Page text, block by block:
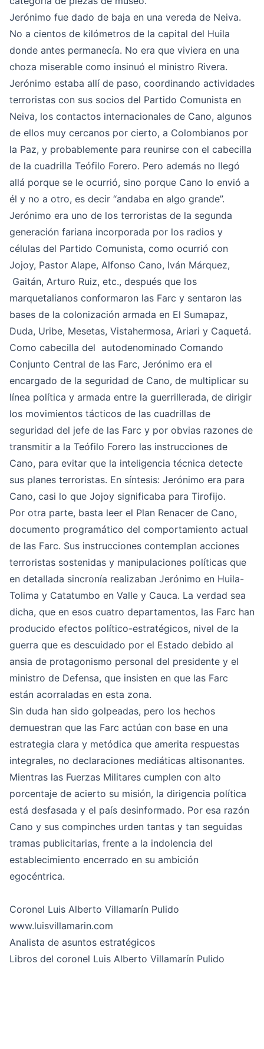
Jerónimo fue dado de baja en una vereda de Neiva.
No a cientos de kilómetros de la capital del Huila
donde antes permanecía. No era que viviera en una
choza miserable como insinuó el ministro Rivera.
Jerónimo estaba allí de paso, coordinando actividades
terroristas con sus socios del Partido Comunista en
Neiva, los contactos internacionales de Cano, algunos
de ellos muy cercanos por cierto, a Colombianos por
la Paz, y probablemente para reunirse con el cabecilla
de la cuadrilla Teófilo Forero. Pero además no llegó
allá porque se le ocurrió, sino porque Cano lo envió a
él y no a otro, es decir “andaba en algo grande”.
Jerónimo era uno de los terroristas de la segunda
generación fariana incorporada por los radios y
células del Partido Comunista, como ocurrió con
Jojoy, Pastor Alape, Alfonso Cano, Iván Márquez,
Gaitán, Arturo Ruiz, etc., después que los
marquetalianos conformaron las Farc y sentaron las
bases de la colonización armada en El Sumapaz,
Duda, Uribe, Mesetas, Vistahermosa, Ariari y Caquetá.
Como cabecilla del autodenominado Comando
Conjunto Central de las Farc, Jerónimo era el
encargado de la seguridad de Cano, de multiplicar su
línea política y armada entre la guerrillerada, de dirigir
los movimientos tácticos de las cuadrillas de
seguridad del jefe de las Farc y por obvias razones de
transmitir a la Teófilo Forero las instrucciones de
Cano, para evitar que la inteligencia técnica detecte
sus planes terroristas. En síntesis: Jerónimo era para
Cano, casi lo que Jojoy significaba para Tirofijo.
Por otra parte, basta leer el Plan Renacer de Cano,
documento programático del comportamiento actual
de las Farc. Sus instrucciones contemplan acciones
terroristas sostenidas y manipulaciones políticas que
en detallada sincronía realizaban Jerónimo en Huila-
Tolima y Catatumbo en Valle y Cauca. La verdad sea
dicha, que en esos cuatro departamentos, las Farc han
producido efectos político-estratégicos, nivel de la
guerra que es descuidado por el Estado debido al
ansia de protagonismo personal del presidente y el
ministro de Defensa, que insisten en que las Farc
están acorraladas en esta zona.
Sin duda han sido golpeadas, pero los hechos
demuestran que las Farc actúan con base en una
estrategia clara y metódica que amerita respuestas
integrales, no declaraciones mediáticas altisonantes.
Mientras las Fuerzas Militares cumplen con alto
porcentaje de acierto su misión, la dirigencia política
está desfasada y el país desinformado. Por esa razón
Cano y sus compinches urden tantas y tan seguidas
tramas publicitarias, frente a la indolencia del
establecimiento encerrado en su ambición
egocéntrica.
Coronel Luis Alberto Villamarín Pulido
www.luisvillamarin.com
Analista de asuntos estratégicos
Libros del coronel Luis Alberto Villamarín Pulido